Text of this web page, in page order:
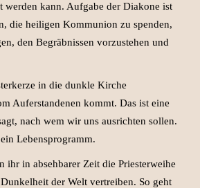
werden kann. Aufgabe der Diakone ist
die heiligen Kommunion zu spenden,
den Begräbnissen vorzustehen und
in die dunkle Kirche
Auferstandenen kommt. Das ist eine
nach wem wir uns ausrichten sollen.
Lebensprogramm.
in absehbarer Zeit die Priesterweihe
der Welt vertreiben. So geht